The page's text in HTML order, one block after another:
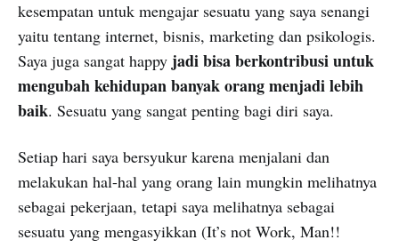
kesempatan untuk mengajar sesuatu yang saya senangi
yaitu tentang internet, bisnis, marketing dan psikologis.
Saya juga sangat happy jadi bisa berkontribusi untuk
mengubah kehidupan banyak orang menjadi lebih
baik. Sesuatu yang sangat penting bagi diri saya.
Setiap hari saya bersyukur karena menjalani dan
melakukan hal-hal yang orang lain mungkin melihatnya
sebagai pekerjaan, tetapi saya melihatnya sebagai
sesuatu yang mengasyikkan (It’s not Work, Man!!